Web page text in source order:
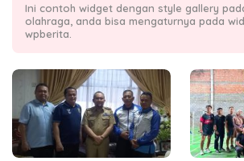
Ini contoh widget dengan style gallery
olahraga, anda bisa mengaturnya pada
wpberita.